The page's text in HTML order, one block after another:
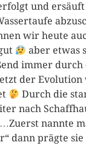
und ersäuft
wir heute
aber etwas
immer
der
Durch die
nach
nannte
dann prägte